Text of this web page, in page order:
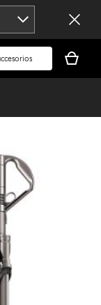
cesta
está